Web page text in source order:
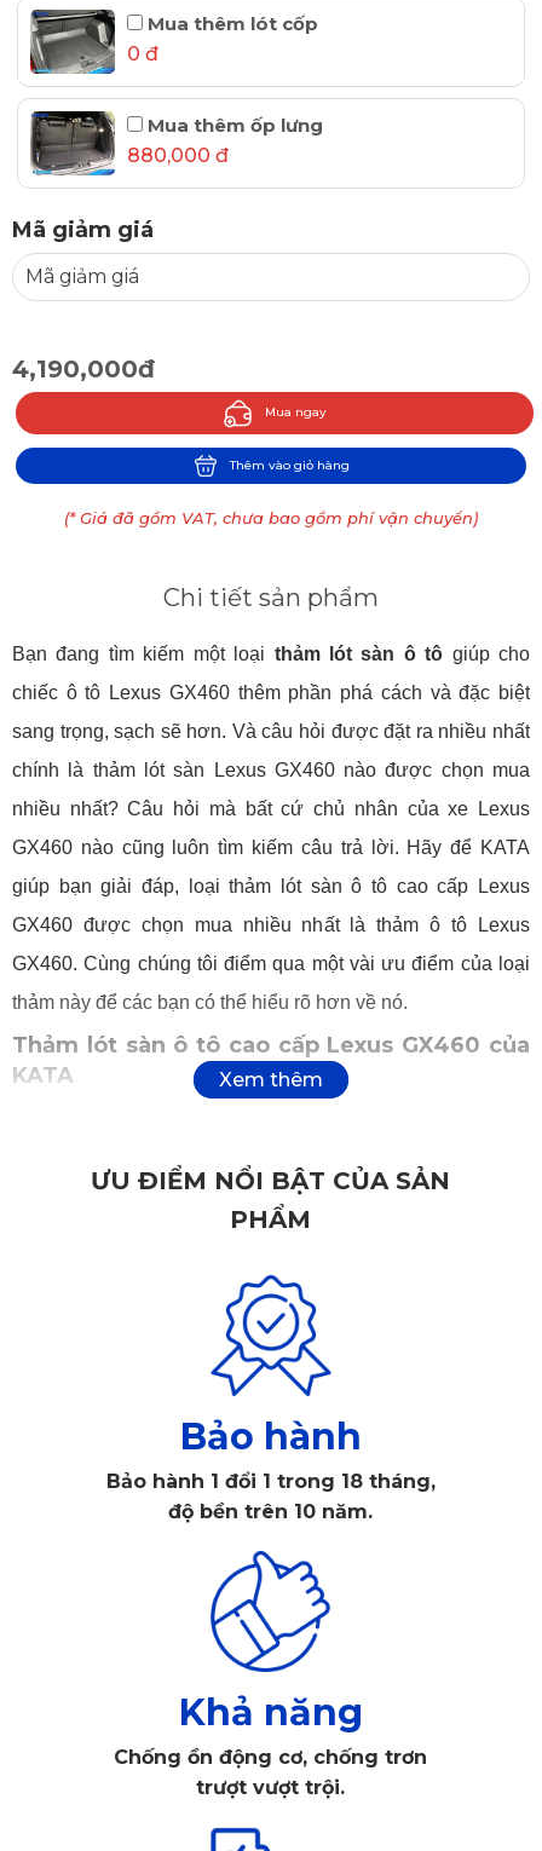
Mua thêm lót cốp
0 đ
Mua thêm ốp lưng
880,000 đ
Mã giảm giá
4,190,000đ
Mua ngay
Thêm vào giỏ hàng
(* Giá đã gồm VAT, chưa bao gồm phí vận chuyển)
Chi tiết sản phẩm
Bạn đang tìm kiếm một loại thảm lót sàn ô tô giúp cho
chiếc ô tô Lexus GX460 thêm phần phá cách và đặc biệt
sang trọng, sạch sẽ hơn. Và câu hỏi được đặt ra nhiều nhất
chính là thảm lót sàn Lexus GX460 nào được chọn mua
nhiều nhất? Câu hỏi mà bất cứ chủ nhân của xe Lexus
GX460 nào cũng luôn tìm kiếm câu trả lời. Hãy để KATA
giúp bạn giải đáp, loại thảm lót sàn ô tô cao cấp Lexus
GX460 được chọn mua nhiều nhất là thảm ô tô Lexus
GX460. Cùng chúng tôi điểm qua một vài ưu điểm của loại
thảm này để các bạn có thể hiểu rõ hơn về nó.
Thảm lót sàn ô tô cao cấp Lexus GX460 của
KATA
an toàn tuyệt đối cho sức khỏe người tiêu dùng. Hoàn toàn
không có mùi hắc gây khó chịu hay mùi hóa chất độc hại.
Được sản xuất từ cao su tự nhiên khiến thảm có khả năng
chống nước, chống ẩm mốc tuyệt đối, loại bỏ hoàn toàn các
tác nhân gây mùi, bảo vệ đường hô hấp, giúp không gian
bên trong xe thông thoáng, dễ chịu hơn bao giờ hết. Mặt trên
là các tán tròn nổi có tác dụng bẫy bụi, nước tối đa tránh vấy
bẩn khoang xe của bạn.
thảm lót sàn ô tôLexus GX460 được trang bị
các gai nhọn dưới bề mặt giúp cho miếng lót sàn xe hơi
KATA cho Lexus GX460 không bị xê dịch trong suốt quá
ƯU ĐIỂM NỔI BẬT CỦA SẢN
PHẨM
Bảo hành
Bảo hành 1 đổi 1 trong 18 tháng,
độ bền trên 10 năm.
Khả năng
Chống ồn động cơ, chống trơn
trượt vượt trội.